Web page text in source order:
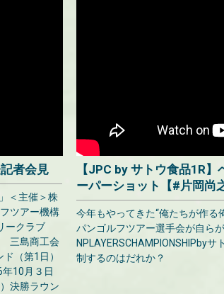
者会見
＜主催＞株
ツアー機構
ークラブ
三島商工会
（第1日）
10月３日
決勝ラウン
【JPC by サトウ食品1R
ーパーショット【#片岡尚
今年もやってきた“俺たちが作る
パンゴルフツアー選手会が自ら
NPLAYERSCHAMPIONSHIPby
制するのはだれか？